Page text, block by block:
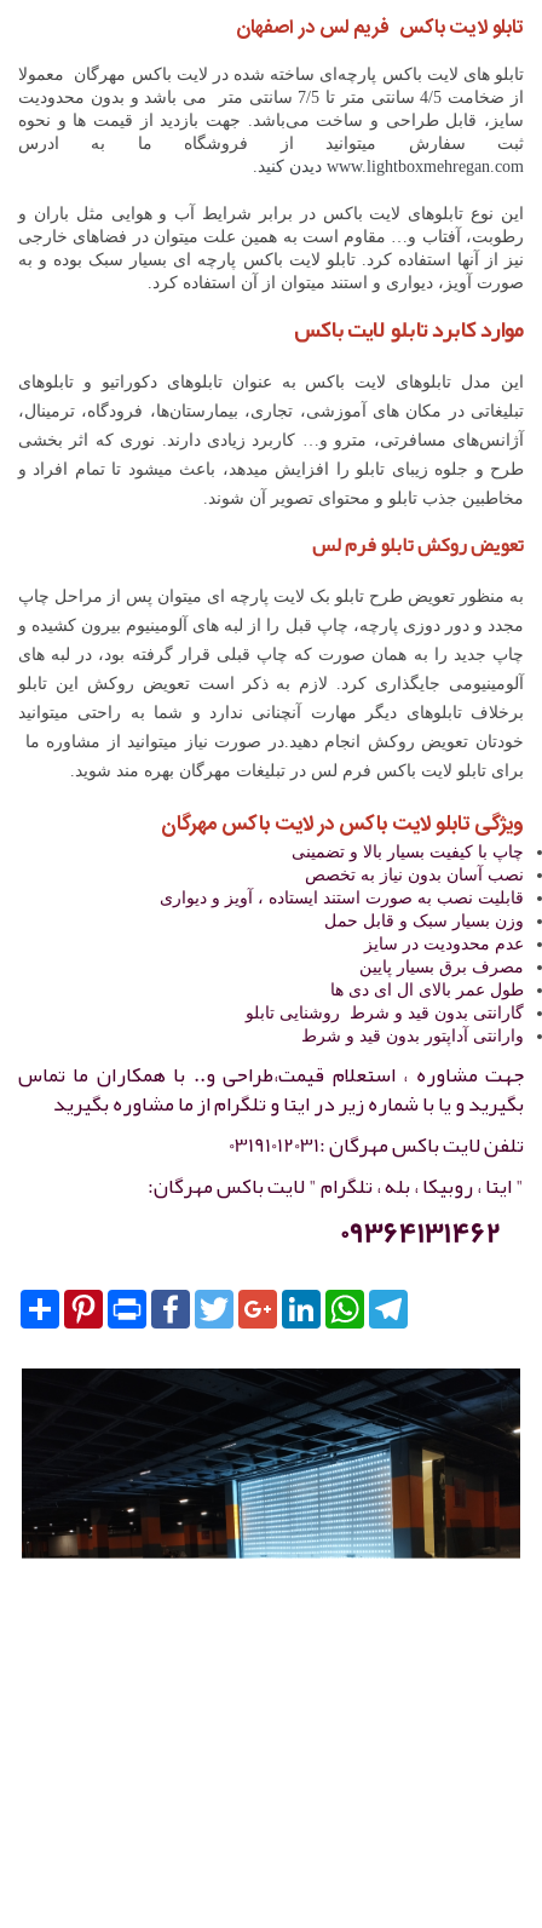
تابلو لایت باکس فریم لس در اصفهان
تابلو های لایت باکس پارچه‌ای ساخته شده در لایت باکس مهرگان معمولا
از ضخامت 4/5 سانتی متر تا 7/5 سانتی متر می باشد و بدون محدودیت
سایز، قابل طراحی و ساخت می‌باشد. جهت بازدید از قیمت ها و نحوه
ثبت سفارش میتوانید از فروشگاه ما به ادرس
www.lightboxmehregan.com دیدن کنید
این نوع تابلوهای لایت باکس در برابر شرایط آب و هوایی مثل باران و
رطوبت، آفتاب و… مقاوم است به همین علت می­توان در فضاهای خارجی
نیز از آن­ها استفاده کرد. تابلو لایت باکس پارچه ای بسیار سبک بوده و به
صورت آویز، دیواری و استند می­توان از آن استفاده کرد.
موارد کابرد تابلو لایت باکس
این مدل تابلوهای لایت باکس به عنوان تابلوهای دکوراتیو و تابلوهای
تبلیغاتی در مکان های آموزشی، تجاری، بیمارستان‌ها، فرودگاه، ترمینال،
آژانس‌های مسافرتی، مترو و… کاربرد زیادی دارند. نوری که اثر بخشی
طرح و جلوه زیبای تابلو را افزایش می­دهد، باعث می­شود تا تمام افراد و
مخاطبین جذب تابلو و محتوای تصویر آن شوند.
تعویض روکش تابلو فرم لس
به منظور تعویض طرح تابلو بک لایت پارچه ای می­توان پس از مراحل چاپ
مجدد و دور دوزی پارچه، چاپ قبل را از لبه های آلومینیوم بیرون کشیده و
چاپ جدید را به همان صورت که چاپ قبلی قرار گرفته بود، در لبه­ های
آلومینیومی جایگذاری کرد. لازم به ذکر است تعویض روکش این تابلو
برخلاف تابلوهای دیگر مهارت آنچنانی ندارد و شما به راحتی میتوانید
خودتان تعویض روکش انجام دهید.در صورت نیاز میتوانید از مشاوره ما
برای تابلو لایت باکس فرم لس در تبلیغات مهرگان بهره مند شوید.
ویژگی تابلو لایت باکس در لایت باکس مهرگان
چاپ با کیفیت بسیار بالا و تضمینی
نصب آسان بدون نیاز به تخصص
قابلیت نصب به صورت استند ایستاده ، آویز و دیواری
وزن بسیار سبک و قابل حمل
عدم محدودیت در سایز
مصرف برق بسیار پایین
طول عمر بالای ال ای دی ها
گارانتی بدون قید و شرط روشنایی تابلو
وارانتی آداپتور بدون قید و شرط
جهت مشاوره ، استعلام قیمت،طراحی و.. با همکاران ما تماس
بگیرید و یا با شماره زیر در ایتا و تلگرام از ما مشاوره بگیرید
تلفن لایت باکس مهرگان :03191012031
" ایتا ، روبیکا ، بله ، تلگرام " لایت باکس مهرگان:
09364131462
Share
Pinterest Print
FacebookTwitterGoogle+LinkedIn
WhatsAppTelegram